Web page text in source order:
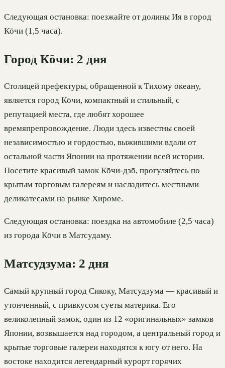
Следующая остановка: поезжайте от долины Ия в город
Кōчи (1,5 часа).
Город Кōчи: 2 дня
Столицей префектуры, обращенной к Тихому океану,
является город Кōчи, компактный и стильный, с
репутацией места, где любят хорошее
времяпрепровождение. Люди здесь известны своей
независимостью и гордостью, выжившими вдали от
остальной части Японии на протяжении всей истории.
Посетите красивый замок Кōчи-дзō, прогуляйтесь по
крытым торговым галереям и насладитесь местными
деликатесами на рынке Хироме.
Следующая остановка: поездка на автомобиле (2,5 часа)
из города Кōчи в Матсудаму.
Матсудзума: 2 дня
Самый крупный город Сикоку, Матсудзума — красивый и
утонченный, с привкусом суеты материка. Его
великолепный замок, один из 12 «оригинальных» замков
Японии, возвышается над городом, а центральный город и
крытые торговые галереи находятся к югу от него. На
востоке находится легендарный курорт горячих